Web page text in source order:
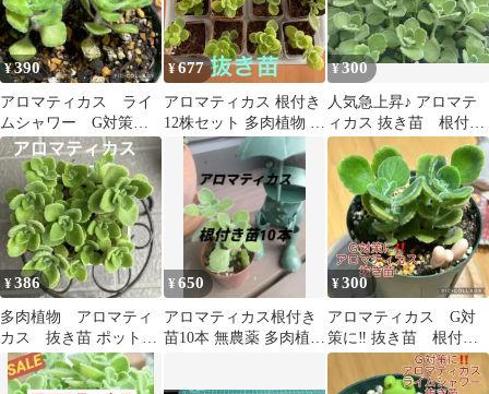
¥390
アロマティカス ライ
ムシャワー G対策に‼️
抜き苗 根付き 2本
パン屋さん
¥677
アロマティカス 根付き
12株セット 多肉植物 ハ
ーブ無農薬フラワーガ
ーデン
¥300
人気急上昇♪ アロマテ
ィカス 抜き苗 根付
き 3本 おまけカット
苗4本セット
¥386
多肉植物 アロマティ
カス 抜き苗 ポットの
中全て
¥650
アロマティカス根付き
苗10本 無農薬 多肉植
¥300
アロマティカス G対
策に‼️ 抜き苗 根付
き 2本 リボン